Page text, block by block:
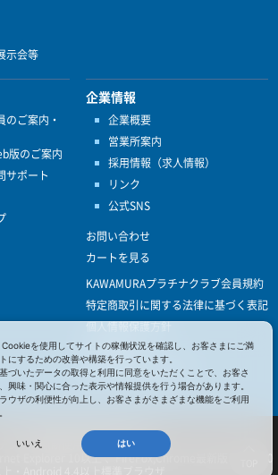
示会等
のご案内・
版のご案内
サポート
企業情報
企業概要
営業所案内
採用情報（求人情報）
リンク
公式SNS
お問い合わせ
カートを見る
KAWAMURAプラチナクラブ会員規約
特定商取引に関する法律に基づく表記
個人情報保護方針
ISO9001
健康経営優良法人認定
© 2017 Pacific Supply Co.,Ltd.
テンツの無断使用・転載を禁じます。
Explorer 10以上 、FireFox,Chrome最新版 、iOS 10
を使用してサイトの稼働状況を確認し、お客さまにご満
にするための改善や構築を行っています。
づいたデータの取得と利用に同意をいただくことで、お客さ
興味・関心に合った表示や情報提供を行う場合があります。
ウザの利便性が向上し、お客さまがさまざまな機能をご利用
いいえ はい